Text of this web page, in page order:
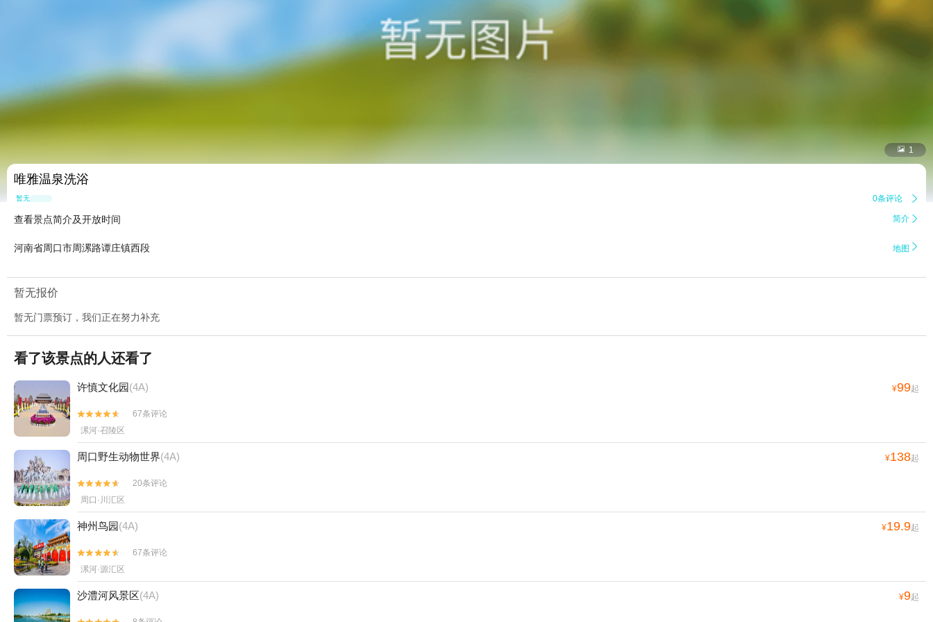
 1
唯雅温泉洗浴
暂无点评 0条评论 
查看景点简介及开放时间 简介 
河南省周口市周漯路谭庄镇西段 地图 
暂无报价
暂无门票预订，我们正在努力补充
看了该景点的人还看了
许慎文化园(4A) ¥99起


67条评论
漯河·召陵区
周口野生动物世界(4A) ¥138起


20条评论
周口·川汇区
神州鸟园(4A) ¥19.9起


67条评论
漯河·源汇区
沙澧河风景区(4A) ¥9起